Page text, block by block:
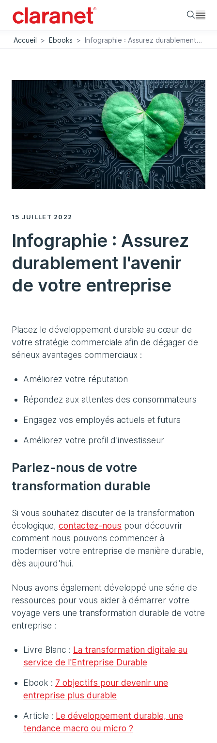
Accueil > Ebooks > Infographie : Assurez durablement l'avenir de votre entreprise
15 JUILLET 2022
Infographie : Assurez
durablement l'avenir
de votre entreprise
Placez le développement durable au cœur de
votre stratégie commerciale afin de dégager de
sérieux avantages commerciaux :
Améliorez votre réputation
Répondez aux attentes des consommateurs
Engagez vos employés actuels et futurs
Améliorez votre profil d'investisseur
Parlez-nous de votre
transformation durable
Si vous souhaitez discuter de la transformation
écologique, contactez-nous pour découvrir
comment nous pouvons commencer à
moderniser votre entreprise de manière durable,
dès aujourd'hui.
Nous avons également développé une série de
ressources pour vous aider à démarrer votre
voyage vers une transformation durable de votre
entreprise :
Livre Blanc : La transformation digitale au
service de l'Entreprise Durable
Ebook : 7 objectifs pour devenir une
entreprise plus durable
Article : Le développement durable, une
tendance macro ou micro ?